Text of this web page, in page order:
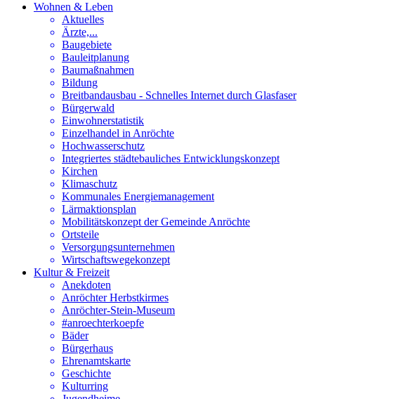
Wohnen & Leben
Aktuelles
Ärzte,...
Baugebiete
Bauleitplanung
Baumaßnahmen
Bildung
Breitbandausbau - Schnelles Internet durch Glasfaser
Bürgerwald
Einwohnerstatistik
Einzelhandel in Anröchte
Hochwasserschutz
Integriertes städtebauliches Entwicklungskonzept
Kirchen
Klimaschutz
Kommunales Energiemanagement
Lärmaktionsplan
Mobilitätskonzept der Gemeinde Anröchte
Ortsteile
Versorgungsunternehmen
Wirtschaftswegekonzept
Kultur & Freizeit
Anekdoten
Anröchter Herbstkirmes
Anröchter-Stein-Museum
#anroechterkoepfe
Bäder
Bürgerhaus
Ehrenamtskarte
Geschichte
Kulturring